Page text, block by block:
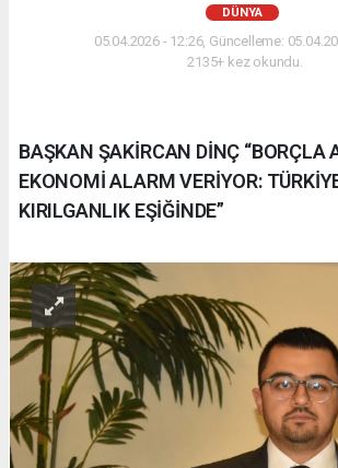
DÜNYA
05.04.2026 - 12:26, Güncelleme:
2135+ kez okundu.
BAŞKAN ŞAKİRCAN DİNÇ “BORÇLA
EKONOMİ ALARM VERİYOR:
KIRILGANLIK EŞİĞİNDE”